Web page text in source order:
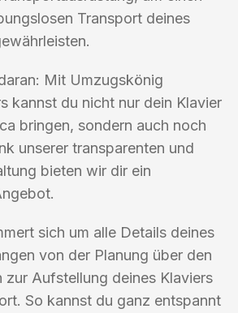
Transport deines
Mit Umzugskönig
kannst du nicht nur dein Klavier
bringen, sondern auch noch
unserer transparenten und
bieten wir dir ein
sich um alle Details deines
von der Planung über den
zur Aufstellung deines Klaviers
So kannst du ganz entspannt